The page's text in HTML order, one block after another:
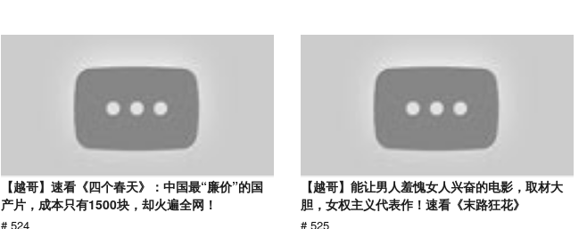
【越哥】速看《四个春天》：中国最“廉价”的国
产片，成本只有1500块，却火遍全网！
# 524
【越哥】能让男人羞愧女人兴奋的电影，取材大
胆，女权主义代表作！速看《末路狂花》
# 525